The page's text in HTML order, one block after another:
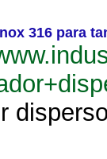
316 para